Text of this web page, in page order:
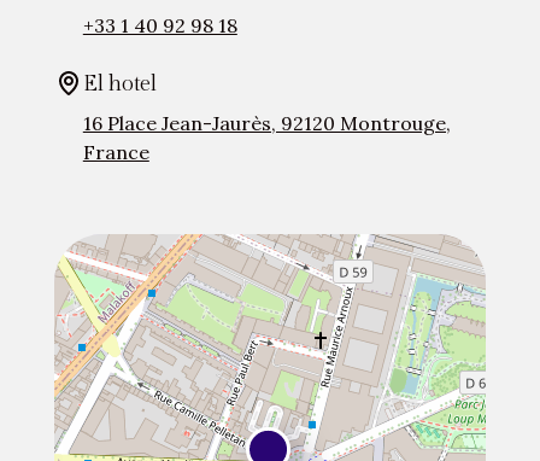
+33 1 40 92 98 18
El hotel
16 Place Jean-Jaurès, 92120 Montrouge,
France